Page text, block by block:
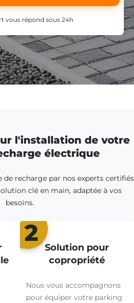
vous répond sous 24h
l'installation de votre
électrique
recharge par nos experts certifiés
clé en main, adaptée à vos
besoins.
2
Solution pour
copropriété
Nous vous accompagnons
pour équiper votre parking